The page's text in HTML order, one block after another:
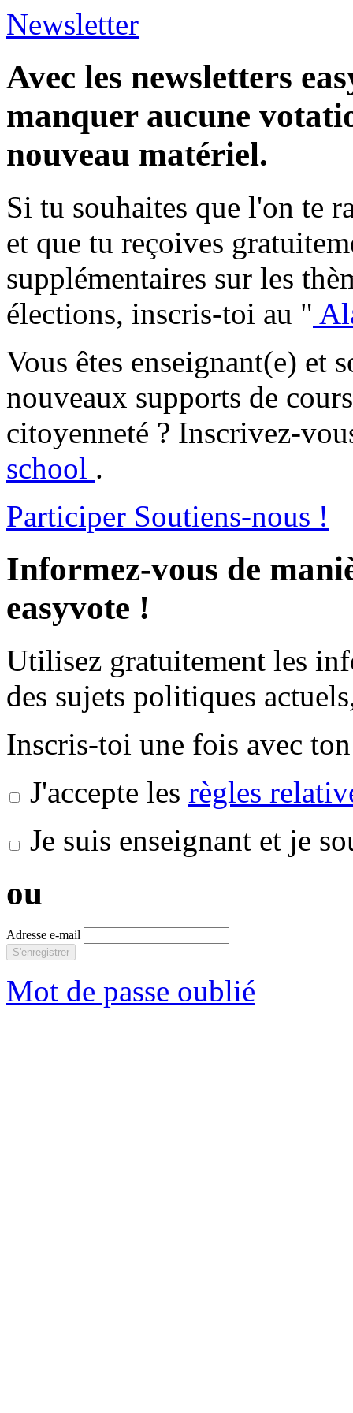
Newsletter
Avec les newsletters
manquer aucune
nouveau matériel.
Si tu souhaites que l'on te
et que tu reçoives
supplémentaires sur les
élections, inscris-toi au "
Vous êtes enseignant(e) et
nouveaux supports de
citoyenneté ? Inscrivez-
school .
Participer Soutiens-nous !
Informez-vous de
easyvote !
Utilisez gratuitement les
des sujets politiques
Inscris-toi une fois avec
J'accepte les règles
Je suis enseignant et je
ou
Adresse e-mail
S'enregistrer
Mot de passe oublié